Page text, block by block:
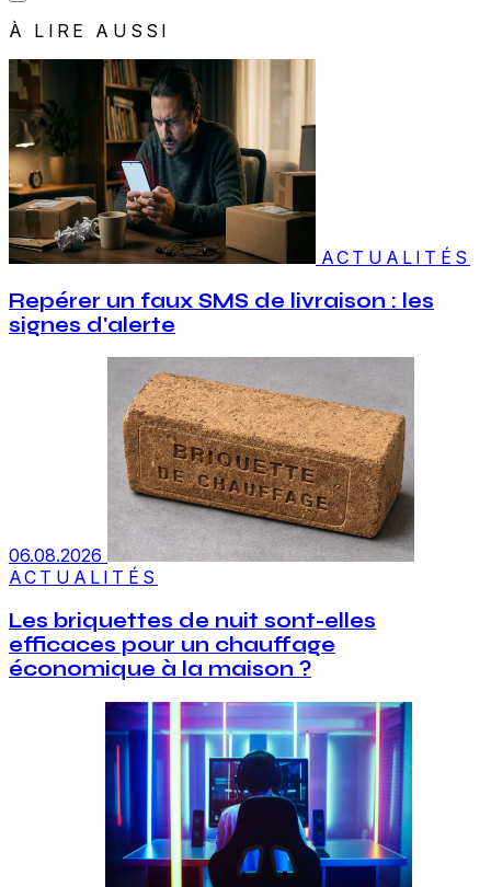
À LIRE AUSSI
ACTUALITÉS
Repérer un faux SMS de livraison : les
signes d'alerte
06.08.2026
ACTUALITÉS
Les briquettes de nuit sont-elles
efficaces pour un chauffage
économique à la maison ?